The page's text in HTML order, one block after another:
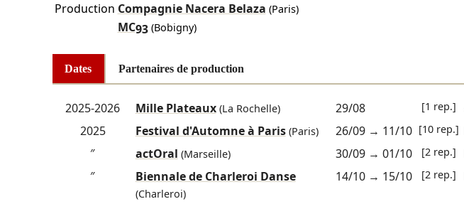
Production Compagnie Nacera Belaza (Paris)
MC93(Bobigny)
Dates Partenaires de production
2025-2026 Mille Plateaux(La Rochelle) 29/08 [1 rep.]
2025
Festival d'Automne à Paris(Paris) 26/09→ 11/10 [10 rep.]
″ actOral (Marseille) 30/09→ 01/10 [2 rep.]
″
Biennale de Charleroi Danse
(Charleroi)
14/10→ 15/10 [2 rep.]